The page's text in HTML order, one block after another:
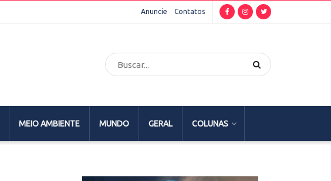
Anuncie Contatos
MEIO AMBIENTE MUNDO GERAL COLUNAS